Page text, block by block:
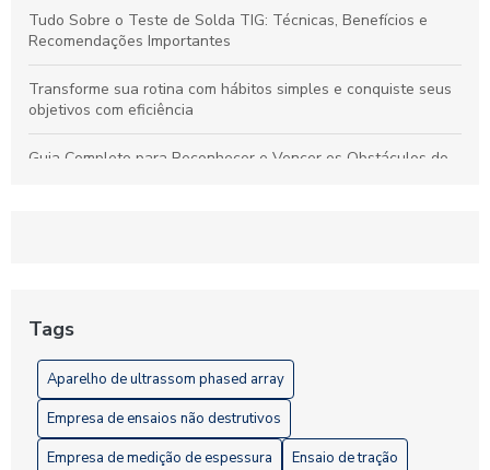
Tudo Sobre o Teste de Solda TIG: Técnicas, Benefícios e
Recomendações Importantes
Transforme sua rotina com hábitos simples e conquiste seus
objetivos com eficiência
Guia Completo para Reconhecer e Vencer os Obstáculos do
Estanqueidade para a Segurança Industrial
Ensaios Destrutivos: Fundamental para Garantir a Qualidade
na Indústria
Tags
Aparelho de ultrassom phased array
Empresa de ensaios não destrutivos
Empresa de medição de espessura
Ensaio de tração